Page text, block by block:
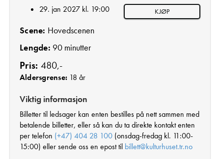
29. jan 2027 kl. 19:00 KJØP
Scene: Hovedscenen
Lengde: 90 minutter
Pris: 480,-
Aldersgrense: 18 år
Viktig informasjon
Billetter til ledsager kan enten bestilles på nett sammen med
betalende billetter, eller så kan du ta direkte kontakt enten
per telefon (+47) 404 28 100 (onsdag-fredag kl. 11:00-
15:00) eller sende oss en epost til billett@kulturhuset.tr.no